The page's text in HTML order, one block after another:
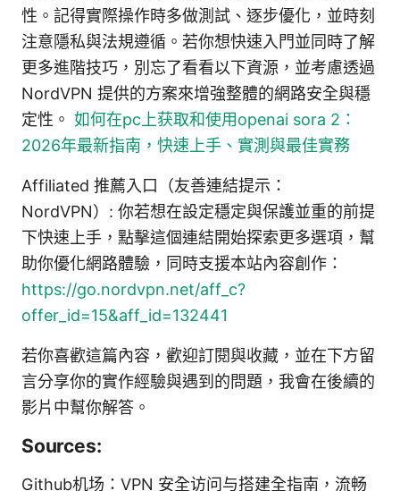
性。記得實際操作時多做測試、逐步優化，並時刻
注意隱私與法規遵循。若你想快速入門並同時了解
更多進階技巧，別忘了看看以下資源，並考慮透過
NordVPN 提供的方案來增強整體的網路安全與穩
定性。 如何在pc上获取和使用openai sora 2：
2026年最新指南，快速上手、實測與最佳實務
Affiliated 推薦入口（友善連結提示：
NordVPN）: 你若想在設定穩定與保護並重的前提
下快速上手，點擊這個連結開始探索更多選項，幫
助你優化網路體驗，同時支援本站內容創作：
https://go.nordvpn.net/aff_c?
offer_id=15&aff_id=132441
若你喜歡這篇內容，歡迎訂閱與收藏，並在下方留
言分享你的實作經驗與遇到的問題，我會在後續的
影片中幫你解答。
Sources:
Github机场：VPN 安全访问与搭建全指南，流畅